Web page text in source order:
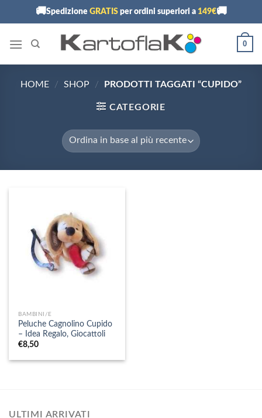
🚚Spedizione GRATISper ordini superiori a 149€🚚
0
HOME / SHOP / PRODOTTI TAGGATI “CUPIDO”
CATEGORIE
BAMBINI/E
Peluche Cagnolino Cupido
– Idea Regalo, Giocattoli
€8,50
ULTIMI ARRIVATI